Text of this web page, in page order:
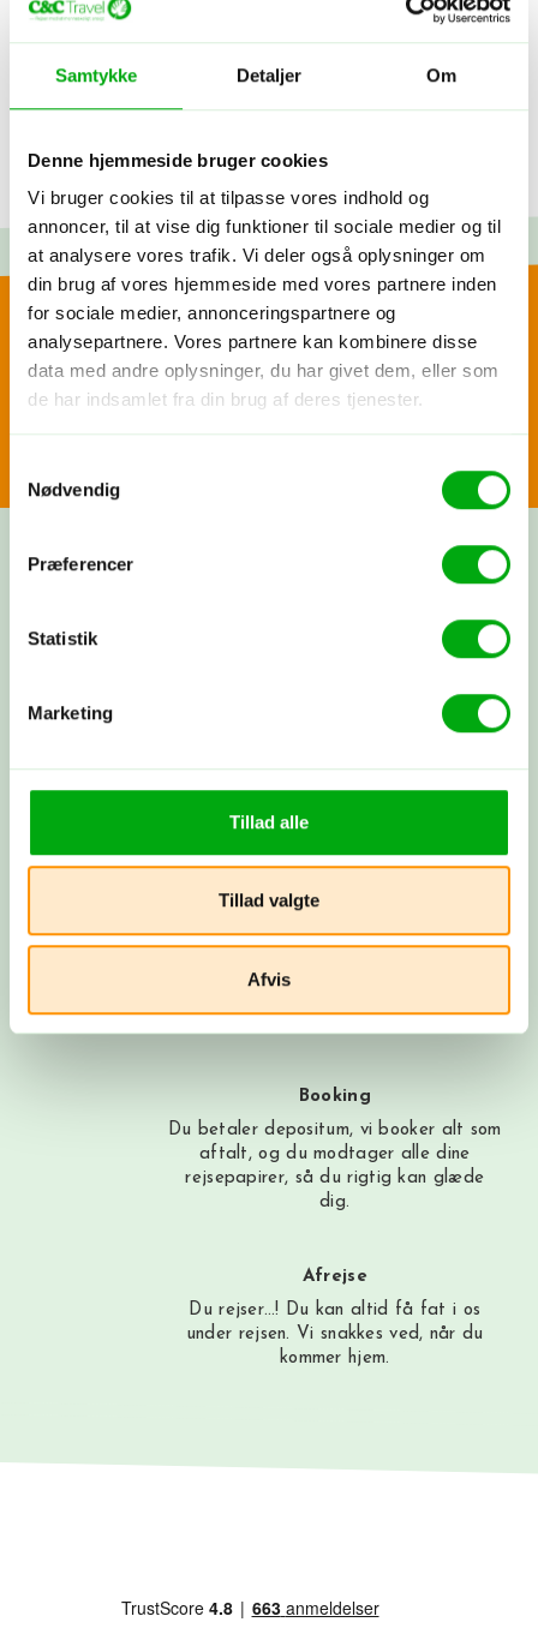
Samtykke Detaljer Om
Denne hjemmeside bruger cookies
Vi bruger cookies til at tilpasse vores indhold og
annoncer, til at vise dig funktioner til sociale medier og til
at analysere vores trafik. Vi deler også oplysninger om
din brug af vores hjemmeside med vores partnere inden
for sociale medier, annonceringspartnere og
analysepartnere. Vores partnere kan kombinere disse
data med andre oplysninger, du har givet dem, eller som
de har indsamlet fra din brug af deres tjenester.
Nødvendig
Præferencer
Statistik
Marketing
Tillad alle
Tillad valgte
Afvis
Glæd dig til...
At opleve storbyen fra en cykel
En guidet tur gennem Bangkoks gader og stræder
Skræddersy din egen
rejse
Fortæl os om dine rejsedrømme! Vi lytter, spørger ind og
deler vores viden og erfaringer. Bagefter får du et
gang med at booke fly, hoteller og oplevelser, præcis
som vi har aftalt. Nu har du sammensat din helt egen
Få et tilbud
eller book et møde med os. Det er
helt uforpligtende at få et tilbud.
Skræddersyet rejse
Sammen skræddersyr vi din drømmerejse
ud fra dine ønsker.
Booking
Du betaler depositum, vi booker alt som
aftalt, og du modtager alle dine
rejsepapirer, så du rigtig kan glæde
dig.
Afrejse
Du rejser…! Du kan altid få fat i os
under rejsen. Vi snakkes ved, når du
kommer hjem.